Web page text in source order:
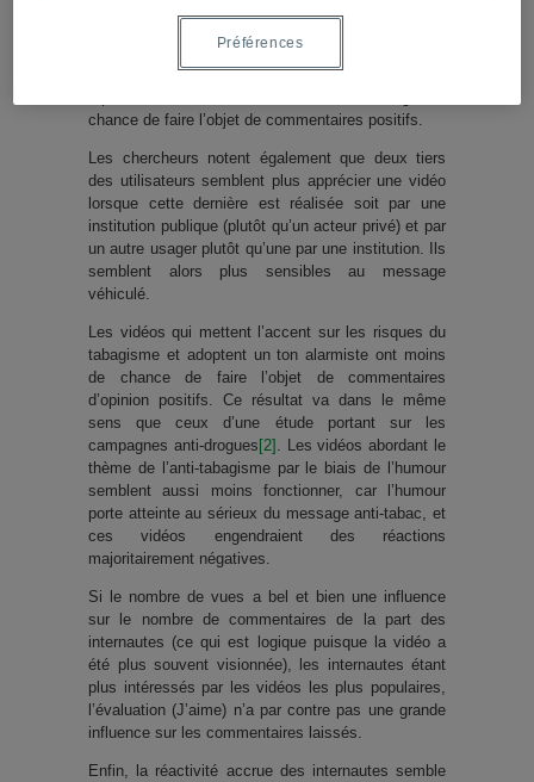
vidéo suscite une meilleure réponse. Par exemple,
une vidéo incluant une bonne musique, un montage
chance de faire l’objet de commentaires positifs.
Les chercheurs notent également que deux tiers
des utilisateurs semblent plus apprécier une vidéo
lorsque cette dernière est réalisée soit par une
institution publique (plutôt qu’un acteur privé) et par
un autre usager plutôt qu’une par une institution. Ils
semblent alors plus sensibles au message
véhiculé.
Les vidéos qui mettent l’accent sur les risques du
tabagisme et adoptent un ton alarmiste ont moins
de chance de faire l’objet de commentaires
d’opinion positifs. Ce résultat va dans le même
sens que ceux d’une étude portant sur les
campagnes anti-drogues [2]
. Les vidéos abordant le
thème de l’anti-tabagisme par le biais de l’humour
semblent aussi moins fonctionner, car l’humour
porte atteinte au sérieux du message anti-tabac, et
ces vidéos engendraient des réactions
majoritairement négatives.
Si le nombre de vues a bel et bien une influence
sur le nombre de commentaires de la part des
internautes (ce qui est logique puisque la vidéo a
été plus souvent visionnée), les internautes étant
plus intéressés par les vidéos les plus populaires,
l’évaluation (J’aime) n’a par contre pas une grande
influence sur les commentaires laissés.
Enfin, la réactivité accrue des internautes semble
Préférences